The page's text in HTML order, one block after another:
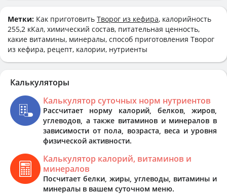
Метки: Как приготовить Творог из кефира, калорийность
255,2 кКал, химический состав, питательная ценность,
какие витамины, минералы, способ приготовления Творог
из кефира, рецепт, калории, нутриенты
Калькуляторы
Калькулятор суточных норм нутриентов
Рассчитает норму калорий, белков, жиров,
углеводов, а также витаминов и минералов в
зависимости от пола, возраста, веса и уровня
физической активности.
Калькулятор калорий, витаминов и
минералов
Посчитает белки, жиры, углеводы, витамины и
минералы в вашем суточном меню.